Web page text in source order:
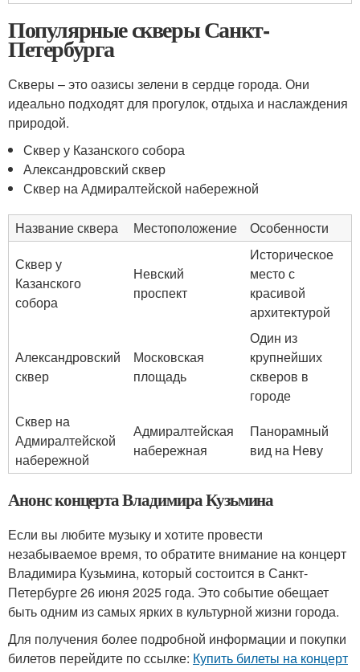
Популярные скверы Санкт-
Петербурга
Скверы – это оазисы зелени в сердце города. Они
идеально подходят для прогулок, отдыха и наслаждения
природой.
Сквер у Казанского собора
Александровский сквер
Сквер на Адмиралтейской набережной
Название сквера Местоположение
Особенности
Сквер у
Казанского
собора
Невский
проспект
Историческое
место с
красивой
архитектурой
Александровский
сквер
Московская
площадь
Один из
крупнейших
скверов в
городе
Сквер на
Адмиралтейской
набережной
Адмиралтейская
набережная
Панорамный
вид на Неву
Анонс концерта Владимира Кузьмина
Если вы любите музыку и хотите провести
незабываемое время, то обратите внимание на концерт
Владимира Кузьмина, который состоится в Санкт-
Петербурге 26 июня 2025 года. Это событие обещает
быть одним из самых ярких в культурной жизни города.
Для получения более подробной информации и покупки
билетов перейдите по ссылке: Купить билеты на концерт